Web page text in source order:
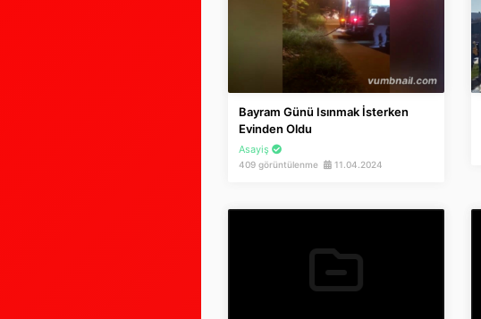
Bayram Günü Isınmak İsterken
Evinden Oldu
Asayiş
409 görüntülenme 11.04.2024